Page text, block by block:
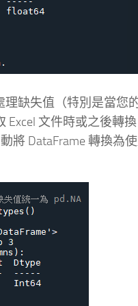
理缺失值（特別是當您
文件時或之後轉
將 DataFrame 轉換為